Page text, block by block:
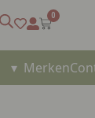
0
▾ Merken